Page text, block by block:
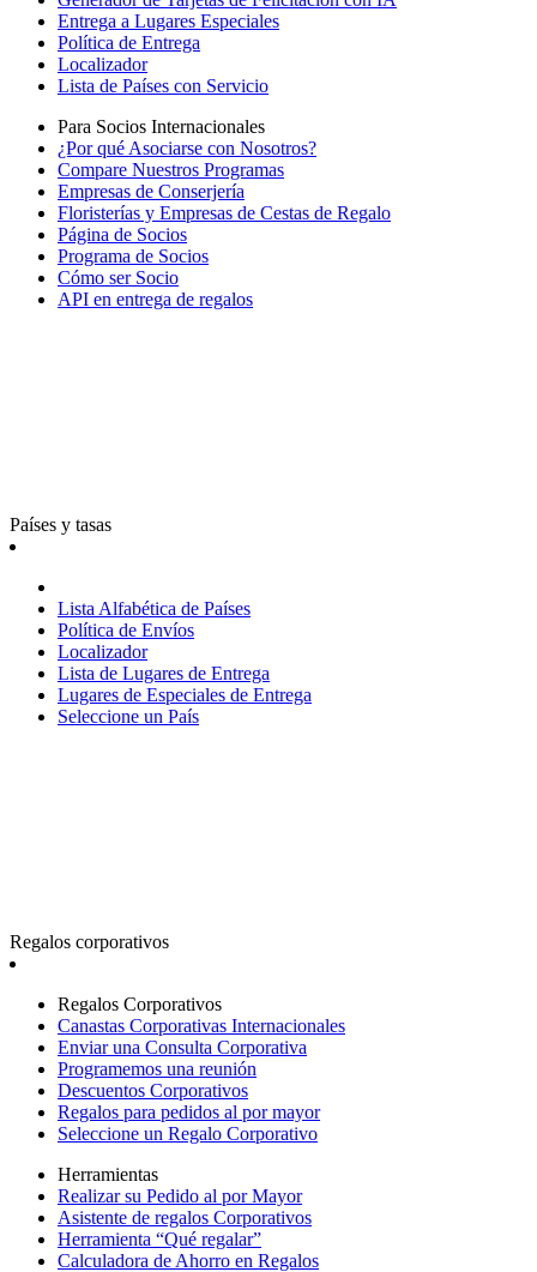
Entrega a Lugares Especiales
Política de Entrega
Localizador
Lista de Países con Servicio
Para Socios Internacionales
¿Por qué Asociarse con Nosotros?
Compare Nuestros Programas
Empresas de Conserjería
Floristerías y Empresas de Cestas de Regalo
Página de Socios
Programa de Socios
Cómo ser Socio
API en entrega de regalos
Países y tasas
Lista Alfabética de Países
Política de Envíos
Localizador
Lista de Lugares de Entrega
Lugares de Especiales de Entrega
Seleccione un País
Regalos corporativos
Regalos Corporativos
Canastas Corporativas Internacionales
Enviar una Consulta Corporativa
Programemos una reunión
Descuentos Corporativos
Regalos para pedidos al por mayor
Seleccione un Regalo Corporativo
Herramientas
Realizar su Pedido al por Mayor
Asistente de regalos Corporativos
Herramienta “Qué regalar”
Calculadora de Ahorro en Regalos